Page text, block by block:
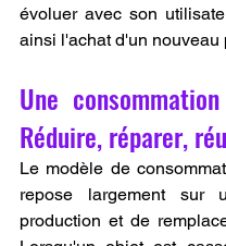
évoluer avec son
ainsi l'achat d'un nouveau
Une
Réduire, réparer,
Le modèle de
repose largement sur
production et de